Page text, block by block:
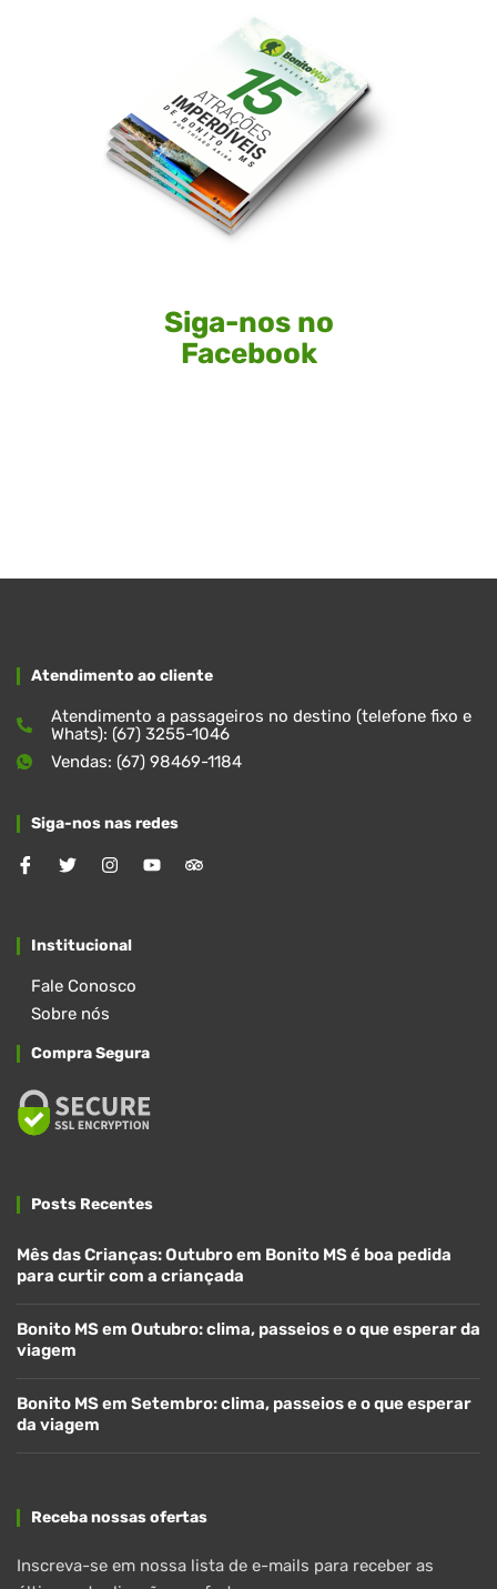
Siga-nos no
Facebook
Atendimento ao cliente
Atendimento a passageiros no destino (telefone fixo e
Whats): (67) 3255-1046
Vendas: (67) 98469-1184
Siga-nos nas redes
Institucional
Fale Conosco
Sobre nós
Compra Segura
Posts Recentes
Mês das Crianças: Outubro em Bonito MS é boa pedida
para curtir com a criançada
Bonito MS em Outubro: clima, passeios e o que esperar da
viagem
Bonito MS em Setembro: clima, passeios e o que esperar
da viagem
Receba nossas ofertas
Inscreva-se em nossa lista de e-mails para receber as